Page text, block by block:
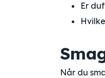
Er
Når du